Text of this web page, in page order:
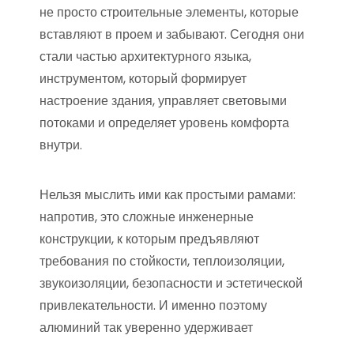
не просто строительные элементы, которые
вставляют в проем и забывают. Сегодня они
стали частью архитектурного языка,
инструментом, который формирует
настроение здания, управляет световыми
потоками и определяет уровень комфорта
внутри.
Нельзя мыслить ими как простыми рамами:
напротив, это сложные инженерные
конструкции, к которым предъявляют
требования по стойкости, теплоизоляции,
звукоизоляции, безопасности и эстетической
привлекательности. И именно поэтому
алюминий так уверенно удерживает